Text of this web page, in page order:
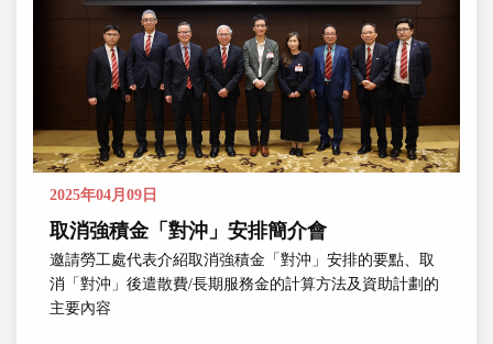
2025年04月09日
取消強積金「對沖」安排簡介會
邀請勞工處代表介紹取消強積金「對沖」安排的要點、取
消「對沖」後遣散費/長期服務金的計算方法及資助計劃的
主要內容